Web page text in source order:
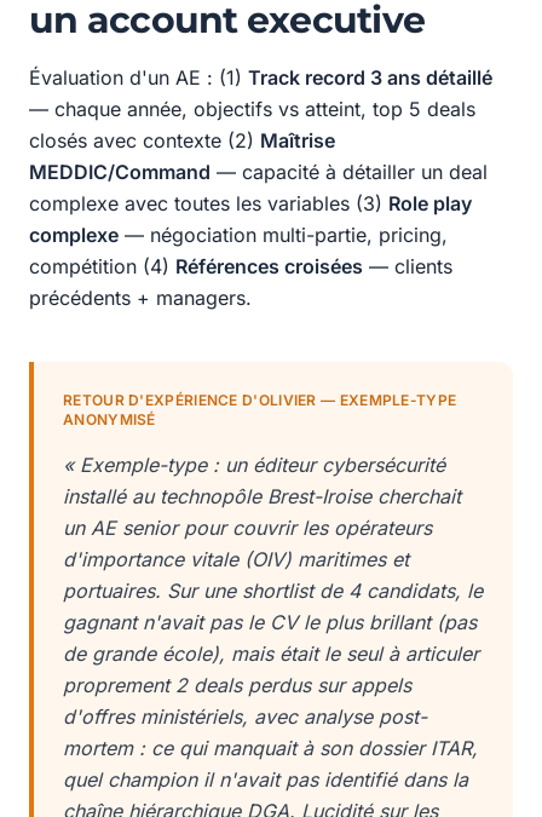
un account executive
Évaluation d'un AE : (1) Track record 3 ans détaillé
— chaque année, objectifs vs atteint, top 5 deals
closés avec contexte (2) Maîtrise
MEDDIC/Command — capacité à détailler un deal
complexe avec toutes les variables (3) Role play
complexe — négociation multi-partie, pricing,
compétition (4) Références croisées — clients
précédents + managers.
RETOUR D'EXPÉRIENCE D'OLIVIER — EXEMPLE-TYPE
ANONYMISÉ
« Exemple-type : un éditeur cybersécurité
installé au technopôle Brest-Iroise cherchait
un AE senior pour couvrir les opérateurs
d'importance vitale (OIV) maritimes et
portuaires. Sur une shortlist de 4 candidats, le
gagnant n'avait pas le CV le plus brillant (pas
de grande école), mais était le seul à articuler
proprement 2 deals perdus sur appels
d'offres ministériels, avec analyse post-
mortem : ce qui manquait à son dossier ITAR,
quel champion il n'avait pas identifié dans la
chaîne hiérarchique DGA. Lucidité sur les